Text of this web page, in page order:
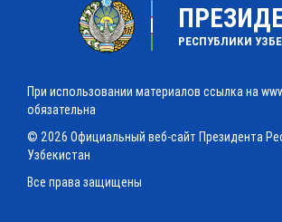
РЕСПУБЛИКИ
При использовании материалов ссылка на
обязательна
© 2026 Официальный веб-сайт Президента
Узбекистан
Все права защищены